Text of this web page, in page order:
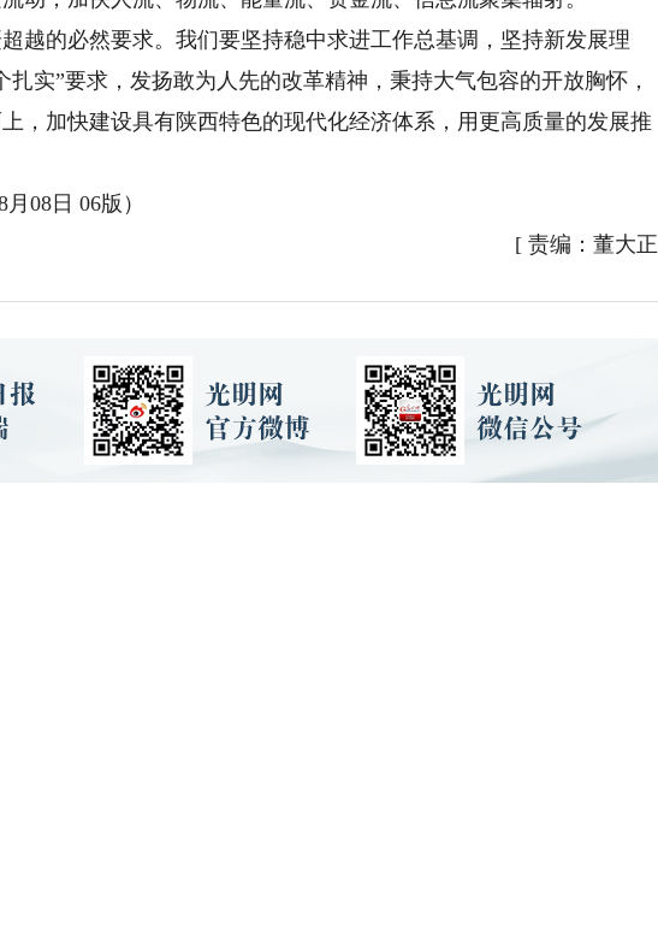
的必然要求。我们要坚持稳中求进工作总基调，坚持新发展理
实”要求，发扬敢为人先的改革精神，秉持大气包容的开放胸怀，
，加快建设具有陕西特色的现代化经济体系，用更高质量的发展推
08日 06版）
[ 责编：董大正